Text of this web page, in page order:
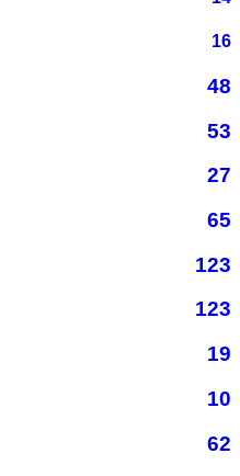
16
48
53
27
65
123
123
19
10
62